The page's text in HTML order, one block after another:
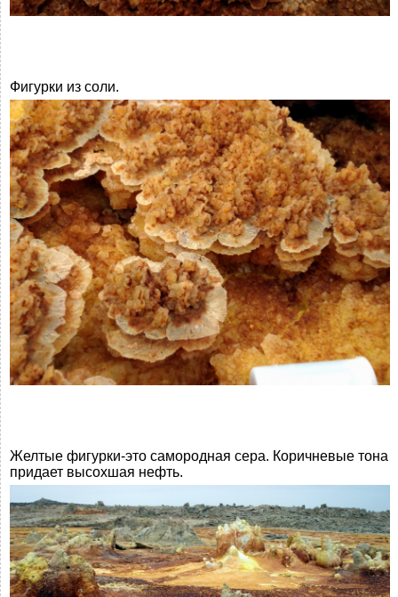
Фигурки из соли.
Желтые фигурки-это самородная сера. Коричневые тона
придает высохшая нефть.